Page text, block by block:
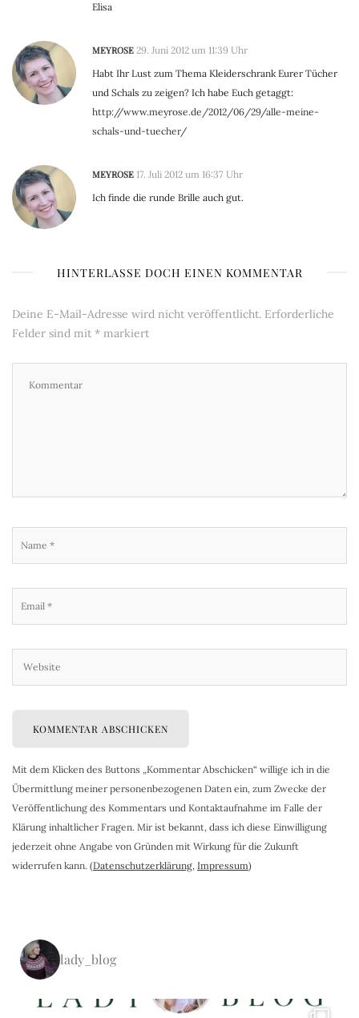
Elisa
MEYROSE 29. Juni 2012 um 11:39 Uhr
Habt Ihr Lust zum Thema Kleiderschrank Eurer Tücher
und Schals zu zeigen? Ich habe Euch getaggt:
http://www.meyrose.de/2012/06/29/alle-meine-
schals-und-tuecher/
MEYROSE 17. Juli 2012 um 16:37 Uhr
Ich finde die runde Brille auch gut.
HINTERLASSE DOCH EINEN KOMMENTAR
Deine E-Mail-Adresse wird nicht veröffentlicht. Erforderliche
Felder sind mit * markiert
Mit dem Klicken des Buttons „Kommentar Abschicken“ willige ich in die
Übermittlung meiner personenbezogenen Daten ein, zum Zwecke der
Veröffentlichung des Kommentars und Kontaktaufnahme im Falle der
Klärung inhaltlicher Fragen. Mir ist bekannt, dass ich diese Einwilligung
jederzeit ohne Angabe von Gründen mit Wirkung für die Zukunft
widerrufen kann. (Datenschutzerklärung, Impressum)
lady_blog